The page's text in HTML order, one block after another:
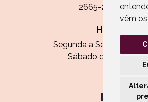
vêm
2665-236
Horário:
Segunda a Sexta das
Sábado das 9h30 às